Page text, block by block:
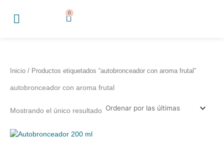
0
Cart
Inicio / Productos etiquetados “autobronceador con aroma frutal”
autobronceador con aroma frutal
Mostrando el único resultado